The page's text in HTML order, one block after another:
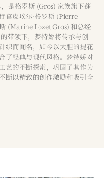
是格罗斯 (Gros) 家族旗下蓬
官皮埃尔·格罗斯 (Pierre
(Marine Lozet Gros) 和总经
带领下，梦特娇将传承与创
织而闻名，如今以大胆的提花
了经典与现代风格。梦特娇对
艺的不断探索，巩固了其作为
断以精致的创作激励和吸引全